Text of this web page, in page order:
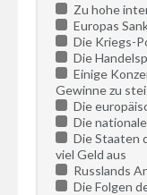
Zu hohe
Europas
Die Kriegs-
Die
Einige
Gewinne zu
Die
Die
Die Staaten
viel Geld aus
Russlands
Die Folgen